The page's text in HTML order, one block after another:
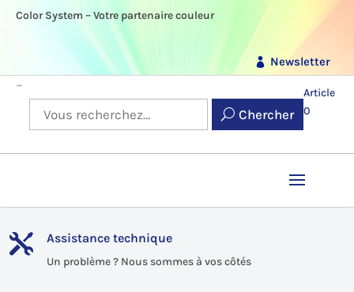
Color System – Votre partenaire couleur
Newsletter
Chercher
Article
0
 Assistance technique
Un problème ? Nous sommes à vos côtés